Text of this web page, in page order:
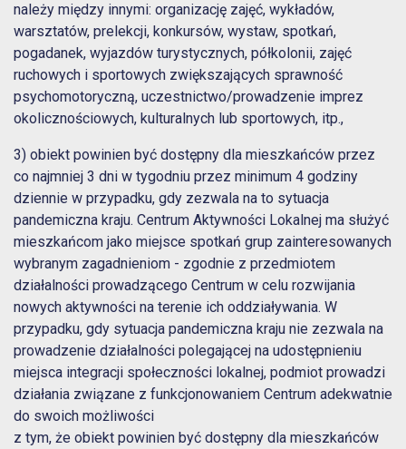
należy między innymi: organizację zajęć, wykładów,
warsztatów, prelekcji, konkursów, wystaw, spotkań,
pogadanek, wyjazdów turystycznych, półkolonii, zajęć
ruchowych i sportowych zwiększających sprawność
psychomotoryczną, uczestnictwo/prowadzenie imprez
okolicznościowych, kulturalnych lub sportowych, itp.,
3) obiekt powinien być dostępny dla mieszkańców przez
co najmniej 3 dni w tygodniu przez minimum 4 godziny
dziennie w przypadku, gdy zezwala na to sytuacja
pandemiczna kraju. Centrum Aktywności Lokalnej ma służyć
mieszkańcom jako miejsce spotkań grup zainteresowanych
wybranym zagadnieniom - zgodnie z przedmiotem
działalności prowadzącego Centrum w celu rozwijania
nowych aktywności na terenie ich oddziaływania. W
przypadku, gdy sytuacja pandemiczna kraju nie zezwala na
prowadzenie działalności polegającej na udostępnieniu
miejsca integracji społeczności lokalnej, podmiot prowadzi
działania związane z funkcjonowaniem Centrum adekwatnie
do swoich możliwości
z tym, że obiekt powinien być dostępny dla mieszkańców